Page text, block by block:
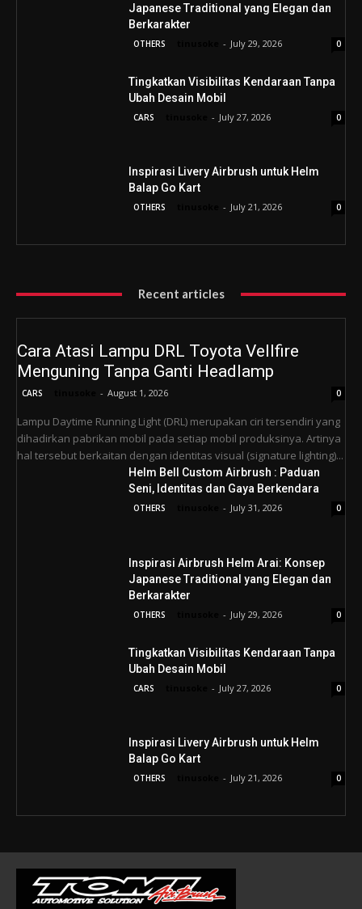
Japanese Traditional yang Elegan dan
Berkarakter
OTHERS - July 29, 2026 0
Tingkatkan Visibilitas Kendaraan Tanpa
Ubah Desain Mobil
CARS - July 27, 2026 0
Inspirasi Livery Airbrush untuk Helm
Balap Go Kart
OTHERS - July 21, 2026 0
Recent articles
Cara Atasi Lampu DRL Toyota Vellfire
Menguning Tanpa Ganti Headlamp
CARS - August 1, 2026 0
Lampu Daytime Running Light (DRL) merupakan ciri tersendiri yang
dihadirkan pabrikan mobil pada setiap mobil produksinya. Artinya
hal tersebut berkaitan dengan identitas visual (signature lighting)...
Helm Bell Custom Airbrush : Paduan
Seni, Identitas dan Gaya Berkendara
OTHERS - July 31, 2026 0
Inspirasi Airbrush Helm Arai: Konsep
Japanese Traditional yang Elegan dan
Berkarakter
OTHERS - July 29, 2026 0
Tingkatkan Visibilitas Kendaraan Tanpa
Ubah Desain Mobil
CARS - July 27, 2026 0
Inspirasi Livery Airbrush untuk Helm
Balap Go Kart
OTHERS - July 21, 2026 0